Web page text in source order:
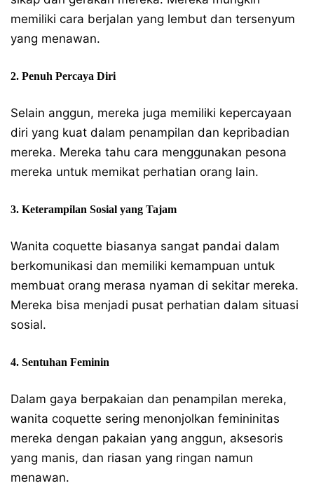
memiliki cara berjalan yang lembut dan tersenyum
yang menawan.
2. Penuh Percaya Diri
Selain anggun, mereka juga memiliki kepercayaan
diri yang kuat dalam penampilan dan kepribadian
mereka. Mereka tahu cara menggunakan pesona
mereka untuk memikat perhatian orang lain.
3. Keterampilan Sosial yang Tajam
Wanita coquette biasanya sangat pandai dalam
berkomunikasi dan memiliki kemampuan untuk
membuat orang merasa nyaman di sekitar mereka.
Mereka bisa menjadi pusat perhatian dalam situasi
sosial.
4. Sentuhan Feminin
Dalam gaya berpakaian dan penampilan mereka,
wanita coquette sering menonjolkan femininitas
mereka dengan pakaian yang anggun, aksesoris
yang manis, dan riasan yang ringan namun
menawan.